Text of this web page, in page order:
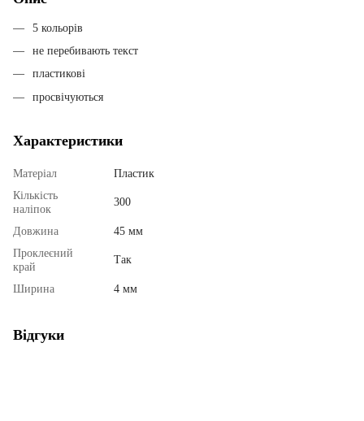
5 кольорів
не перебивають текст
пластикові
просвічуються
Характеристики
Матеріал
Пластик
Кількість
наліпок
300
Довжина
45 мм
Проклеєний
край
Так
Ширина 4 мм
Відгуки